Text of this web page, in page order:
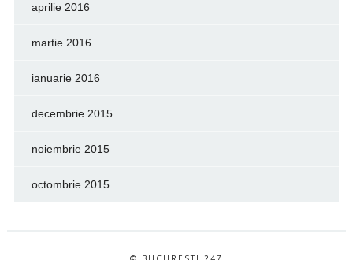
aprilie 2016
martie 2016
ianuarie 2016
decembrie 2015
noiembrie 2015
octombrie 2015